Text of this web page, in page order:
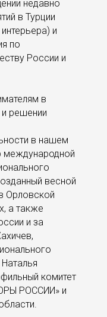
недавно
в Турции
и
по
России и
в
решении
в нашем
международной
весной
Орловской
а также
и за
комитет
РОССИИ» и